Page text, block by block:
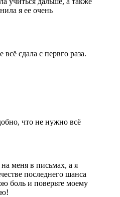
я ее очень
сдала с первго раза.
что не нужно всё
меня в письмах, а я
последнего шанса
боль и поверьте моему